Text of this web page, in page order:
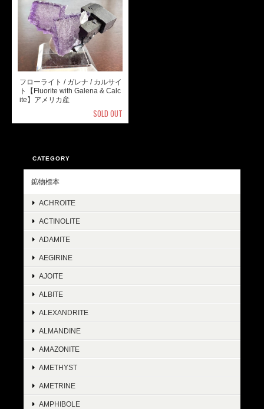
フローライト / ガレナ / カルサイ
ト【Fluorite with Galena & Calc
ite】アメリカ産
SOLD OUT
CATEGORY
鉱物標本
ACHROITE
ACTINOLITE
ADAMITE
AEGIRINE
AJOITE
ALBITE
ALEXANDRITE
ALMANDINE
AMAZONITE
AMETHYST
AMETRINE
AMPHIBOLE